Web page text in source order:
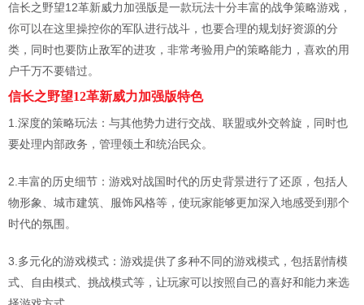
信长之野望12革新威力加强版是一款玩法十分丰富的战争策略游戏，
你可以在这里操控你的军队进行战斗，也要合理的规划好资源的分
类，同时也要防止敌军的进攻，非常考验用户的策略能力，喜欢的用
户千万不要错过。
信长之野望12革新威力加强版特色
1.深度的策略玩法：与其他势力进行交战、联盟或外交斡旋，同时也
要处理内部政务，管理领土和统治民众。
2.丰富的历史细节：游戏对战国时代的历史背景进行了还原，包括人
物形象、城市建筑、服饰风格等，使玩家能够更加深入地感受到那个
时代的氛围。
3.多元化的游戏模式：游戏提供了多种不同的游戏模式，包括剧情模
式、自由模式、挑战模式等，让玩家可以按照自己的喜好和能力来选